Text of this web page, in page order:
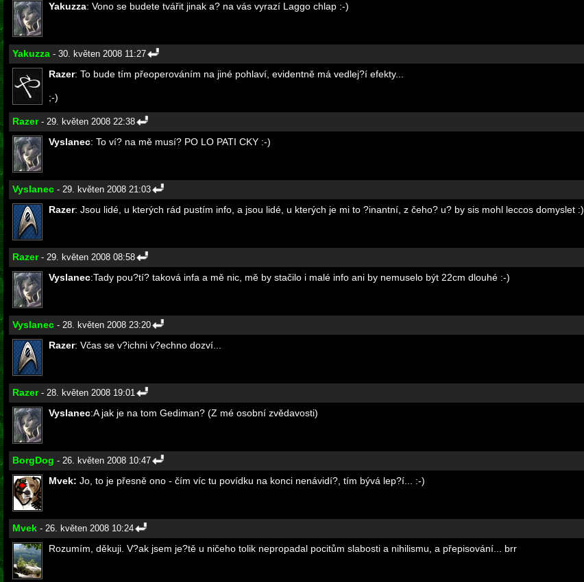
Yakuzza: Vono se budete tvářit jinak a? na vás vyrazí Laggo chlap :-)
Yakuzza - 30. květen 2008 11:27
Razer: To bude tím přeoperováním na jiné pohlaví, evidentně má vedlej?í efekty...
;-)
Razer- 29. květen 2008 22:38
Vyslanec: To ví? na mě musí? PO LO PATI CKY :-)
Vyslanec - 29. květen 2008 21:03
Razer: Jsou lidé, u kterých rád pustím info, a jsou lidé, u kterých je mi to ?inantní, z čeho? u? by sis mohl leccos domyslet :)
Razer- 29. květen 2008 08:58
Vyslanec:Tady pou?tí? taková infa a mě nic, mě by stačilo i malé info ani by nemuselo být 22cm dlouhé :-)
Vyslanec - 28. květen 2008 23:20
Razer: Včas se v?ichni v?echno dozví...
Razer- 28. květen 2008 19:01
Vyslanec:A jak je na tom Gediman? (Z mé osobní zvědavosti)
BorgDog - 26. květen 2008 10:47
Mvek: Jo, to je přesně ono - čím víc tu povídku na konci nenávidí?, tím bývá lep?í... :-)
Mvek - 26. květen 2008 10:24
Rozumím, děkuji. V?ak jsem je?tě u ničeho tolik nepropadal pocitům slabosti a nihilismu, a přepisování... brr